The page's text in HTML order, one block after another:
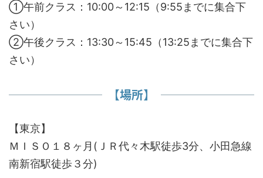
①午前クラス：10:00～12:15（9:55までに集合下
さい）
②午後クラス：13:30～15:45（13:25までに集合下
さい）
【場所】
【東京】
ＭＩＳＯ１８ヶ月(ＪＲ代々木駅徒歩3分、小田急線
南新宿駅徒歩３分)